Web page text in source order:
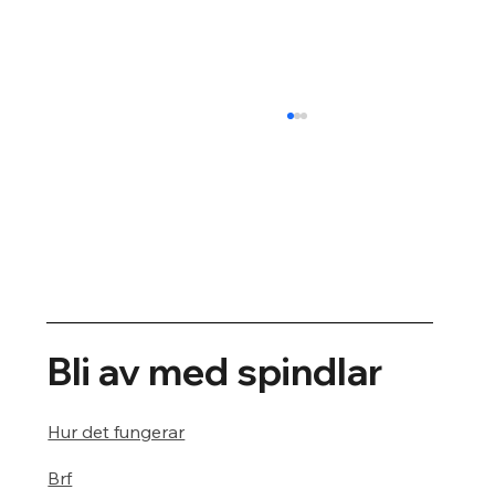
Bekämpa spindlar på din fasad
Bli av med spindlar
Hur det fungerar
Brf